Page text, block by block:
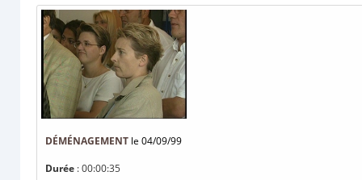
DÉMÉNAGEMENT le 04/09/99
Durée : 00:00:35